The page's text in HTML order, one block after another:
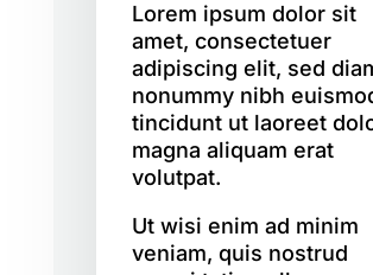
Lorem ipsum dolor sit
amet, consectetuer
adipiscing elit, sed
nonummy nibh
tincidunt ut laoreet
magna aliquam erat
volutpat.
Ut wisi enim ad minim
veniam, quis nostrud